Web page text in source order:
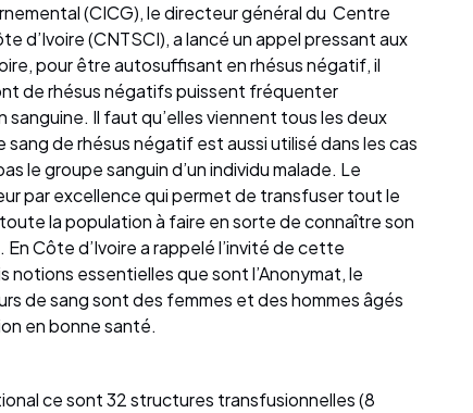
(CICG), le directeur général du Centre
d’Ivoire (CNTSCI), a lancé un appel pressant aux
pour être autosuffisant en rhésus négatif, il
de rhésus négatifs puissent fréquenter
Il faut qu’elles viennent tous les deux
sang de rhésus négatif est aussi utilisé dans les cas
le groupe sanguin d’un individu malade. Le
par excellence qui permet de transfuser tout le
la population à faire en sorte de connaître son
Côte d’Ivoire a rappelé l’invité de cette
notions essentielles que sont l’Anonymat, le
de sang sont des femmes et des hommes âgés
en bonne santé.
ce sont 32 structures transfusionnelles (8